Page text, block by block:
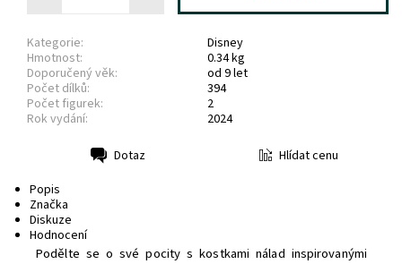
Kategorie:
Disney
Hmotnost:
0.34 kg
Doporučený věk:
od 9 let
Počet dílků:
394
Počet figurek:
2
Rok vydání:
2024
Dotaz
Hlídat cenu
Popis
Značka
Diskuze
Hodnocení
Podělte se o své pocity s kostkami nálad inspirovanými